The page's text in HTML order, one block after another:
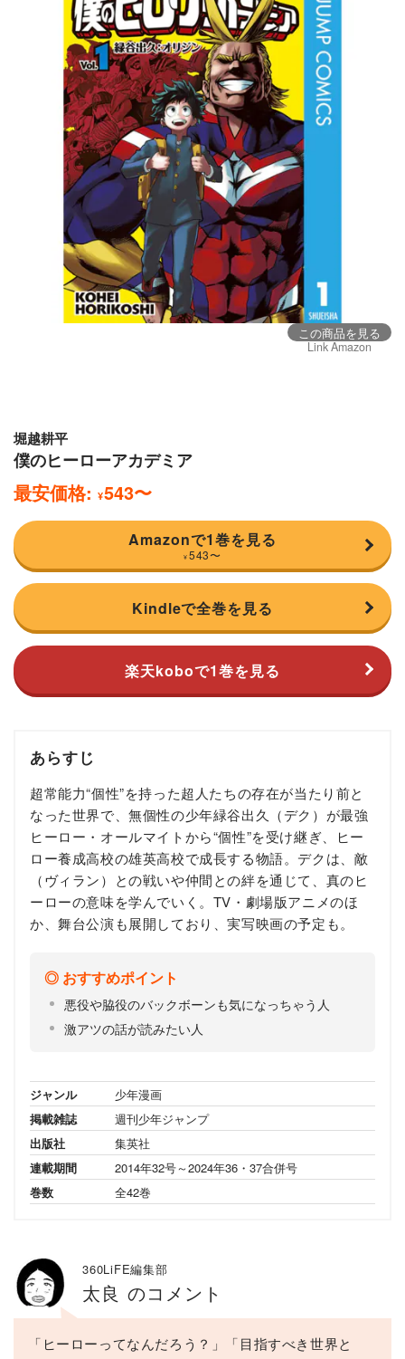
この商品を見る
Link Amazon
堀越耕平
僕のヒーローアカデミア
最安価格: ¥543〜
Amazonで1巻を見る
¥ 543〜
Kindleで全巻を見る
楽天koboで1巻を見る
あらすじ
超常能力“個性”を持った超人たちの存在が当たり前と
なった世界で、無個性の少年緑谷出久（デク）が最強
ヒーロー・オールマイトから“個性”を受け継ぎ、ヒー
ロー養成高校の雄英高校で成長する物語。デクは、敵
（ヴィラン）との戦いや仲間との絆を通じて、真のヒ
ーローの意味を学んでいく。TV・劇場版アニメのほ
か、舞台公演も展開しており、実写映画の予定も。
おすすめポイント
悪役や脇役のバックボーンも気になっちゃう人
激アツの話が読みたい人
ジャンル
少年漫画
掲載雑誌
週刊少年ジャンプ
出版社
集英社
連載期間
2014年32号～2024年36・37合併号
巻数
全42巻
360LiFE編集部
太良 のコメント
「ヒーローってなんだろう？」「目指すべき世界と